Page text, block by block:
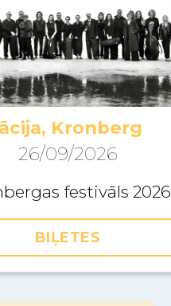
BIĻETES
Kronberg
26/09/2026
festivāls 2026